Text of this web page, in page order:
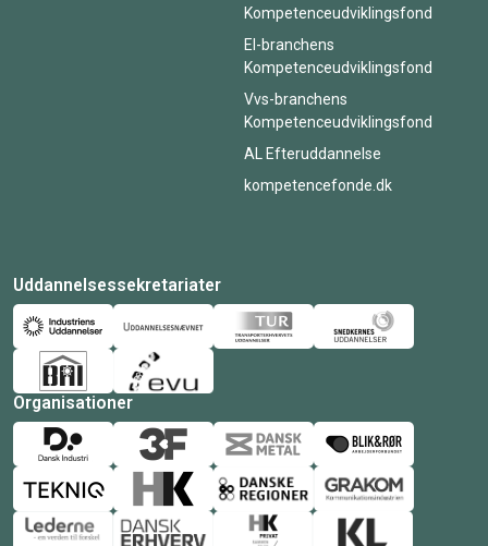
Kompetenceudviklingsfond
El-branchens
Kompetenceudviklingsfond
Vvs-branchens
Kompetenceudviklingsfond
AL Efteruddannelse
kompetencefonde.dk
Uddannelsessekretariater
Organisationer